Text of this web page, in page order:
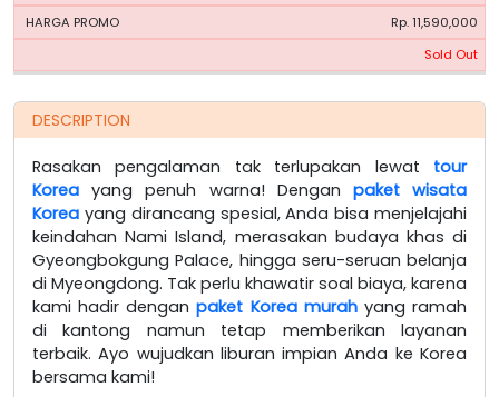
Rp. 11,590,000
Sold Out
DESCRIPTION
Rasakan pengalaman tak terlupakan lewat tour
Korea yang penuh warna! Dengan paket wisata
Korea yang dirancang spesial, Anda bisa menjelajahi
keindahan Nami Island, merasakan budaya khas di
Gyeongbokgung Palace, hingga seru-seruan belanja
di Myeongdong. Tak perlu khawatir soal biaya, karena
kami hadir denganpaket Korea murahyang ramah
di kantong namun tetap memberikan layanan
terbaik. Ayo wujudkan liburan impian Anda ke Korea
bersama kami!